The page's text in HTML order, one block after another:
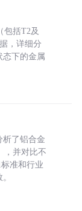
包括T2及
，详细分
态下的金属
析了铝合金
，并对比不
准和行业